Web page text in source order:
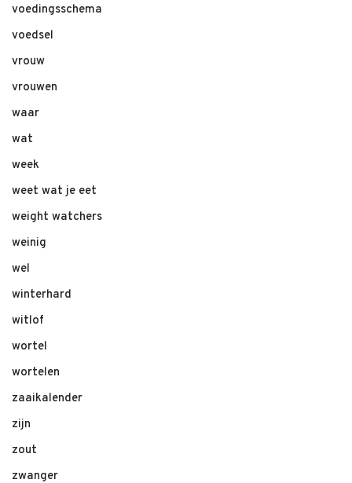
voedingsschema
voedsel
vrouw
vrouwen
waar
wat
week
weet wat je eet
weight watchers
weinig
wel
winterhard
witlof
wortel
wortelen
zaaikalender
zijn
zout
zwanger